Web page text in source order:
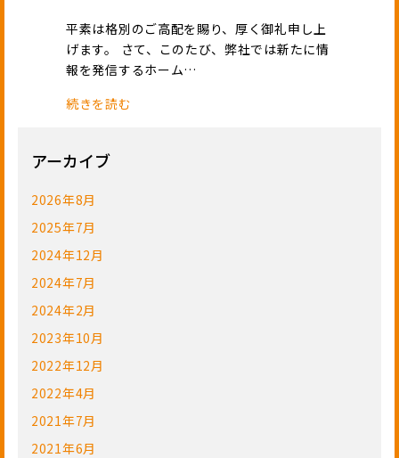
平素は格別のご高配を賜り、厚く御礼申し上
げます。 さて、このたび、弊社では新たに情
報を発信するホーム…
続きを読む
アーカイブ
2026年8月
2025年7月
2024年12月
2024年7月
2024年2月
2023年10月
2022年12月
2022年4月
2021年7月
2021年6月